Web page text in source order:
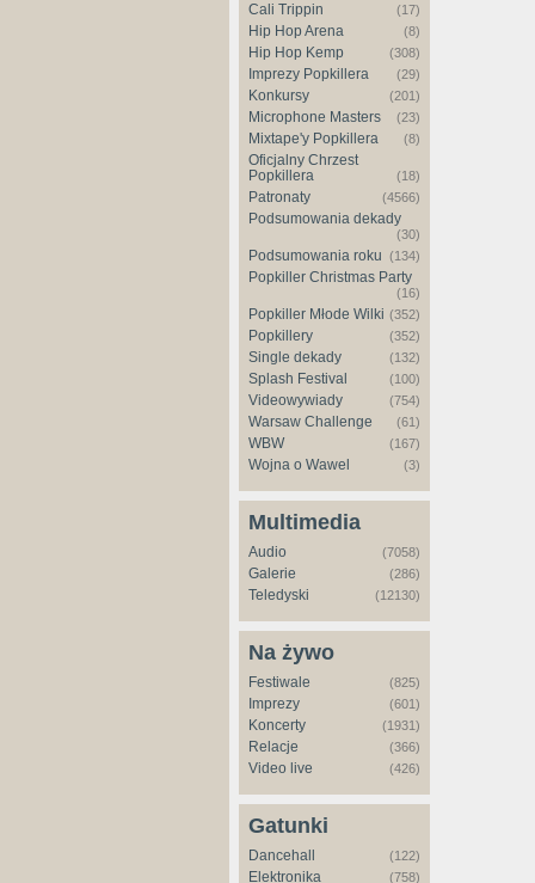
Cali Trippin (17)
Hip Hop Arena (8)
Hip Hop Kemp (308)
Imprezy Popkillera (29)
Konkursy (201)
Microphone Masters (23)
Mixtape'y Popkillera (8)
Oficjalny Chrzest
Popkillera
(18)
Patronaty (4566)
Podsumowania dekady
(30)
Podsumowania roku (134)
Popkiller Christmas Party
(16)
Popkiller Młode Wilki (352)
Popkillery (352)
Single dekady (132)
Splash Festival (100)
Videowywiady (754)
Warsaw Challenge (61)
WBW (167)
Wojna o Wawel (3)
Multimedia
Audio (7058)
Galerie (286)
Teledyski (12130)
Na żywo
Festiwale (825)
Imprezy (601)
Koncerty (1931)
Relacje (366)
Video live (426)
Gatunki
Dancehall (122)
Elektronika (758)